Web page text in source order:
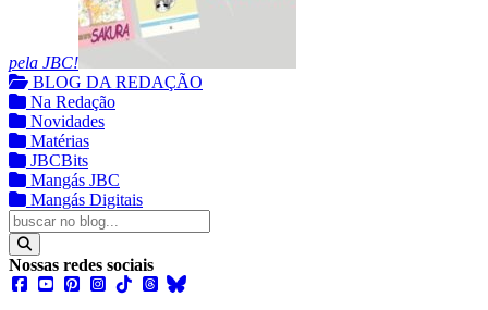
pela JBC!
BLOG DA REDAÇÃO
Na Redação
Novidades
Matérias
JBCBits
Mangás JBC
Mangás Digitais
Nossas redes sociais